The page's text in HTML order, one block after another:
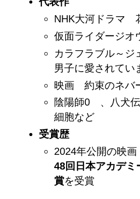
NHK大河ドラマ
仮面ライダージオ
カラフラブル～ジ
男子に愛されてい
映画 約束のネバ
陰陽師0 、八犬
細胞など
受賞歴
2024年公開の映
48回日本アカデミ
賞を受賞